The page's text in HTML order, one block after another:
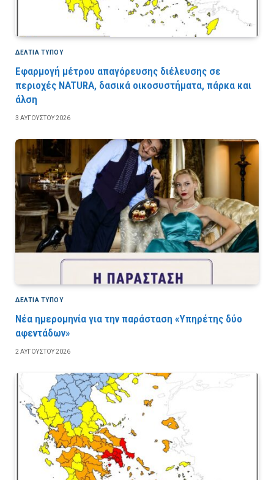
ΔΕΛΤΙΑ ΤΥΠΟΥ
Εφαρμογή μέτρου απαγόρευσης διέλευσης σε
περιοχές NATURA, δασικά οικοσυστήματα, πάρκα και
άλση
3 ΑΥΓΟΎΣΤΟΥ 2026
ΔΕΛΤΙΑ ΤΥΠΟΥ
Νέα ημερομηνία για την παράσταση «Υπηρέτης δύο
αφεντάδων»
2 ΑΥΓΟΎΣΤΟΥ 2026